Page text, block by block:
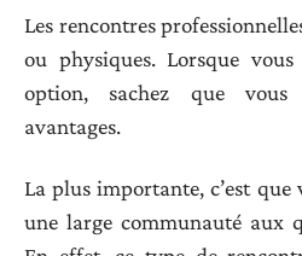
Les rencontres
ou physiques. Lorsque
option, sachez que
avantages.
La plus importante, c’est que
une large communauté aux